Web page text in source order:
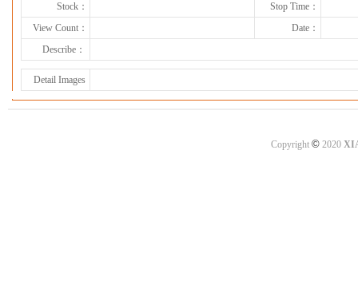
Stock：
Stop Time：
View Count：
Date：
Describe：
Detail Images
Copyright ©2020